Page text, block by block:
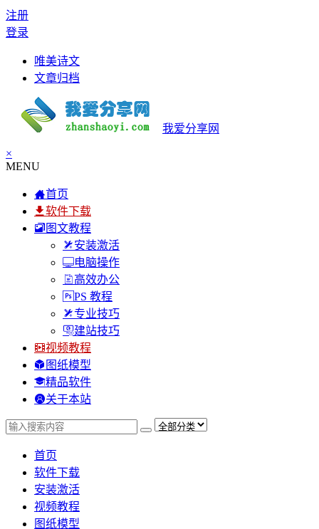
注册
登录
唯美诗文
文章归档
我爱分享网
×
MENU
首页
软件下载
图文教程
安装激活
电脑操作
高效办公
PS 教程
专业技巧
建站技巧
视频教程
图纸模型
精品软件
关于本站
首页
软件下载
安装激活
视频教程
图纸模型